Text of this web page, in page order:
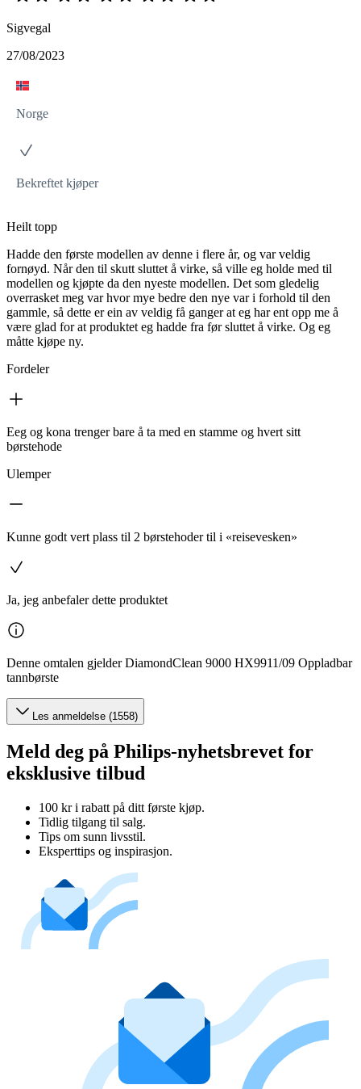
Sigvegal
27/08/2023
Norge
Bekreftet kjøper
Heilt topp
Hadde den første modellen av denne i flere år, og var veldig
fornøyd. Når den til skutt sluttet å virke, så ville eg holde med til
modellen og kjøpte da den nyeste modellen. Det som gledelig
overrasket meg var hvor mye bedre den nye var i forhold til den
gammle, så dette er ein av veldig få ganger at eg har ent opp me å
være glad for at produktet eg hadde fra før sluttet å virke. Og eg
måtte kjøpe ny.
Fordeler
Eeg og kona trenger bare å ta med en stamme og hvert sitt
børstehode
Ulemper
Kunne godt vert plass til 2 børstehoder til i «reisevesken»
Ja, jeg anbefaler dette produktet
Denne omtalen gjelder DiamondClean 9000 HX9911/09 Oppladbar
tannbørste
Les anmeldelse (1558)
Meld deg på Philips-nyhetsbrevet for
eksklusive tilbud
100 kr i rabatt på ditt første kjøp.
Tidlig tilgang til salg.
Tips om sunn livsstil.
Eksperttips og inspirasjon.